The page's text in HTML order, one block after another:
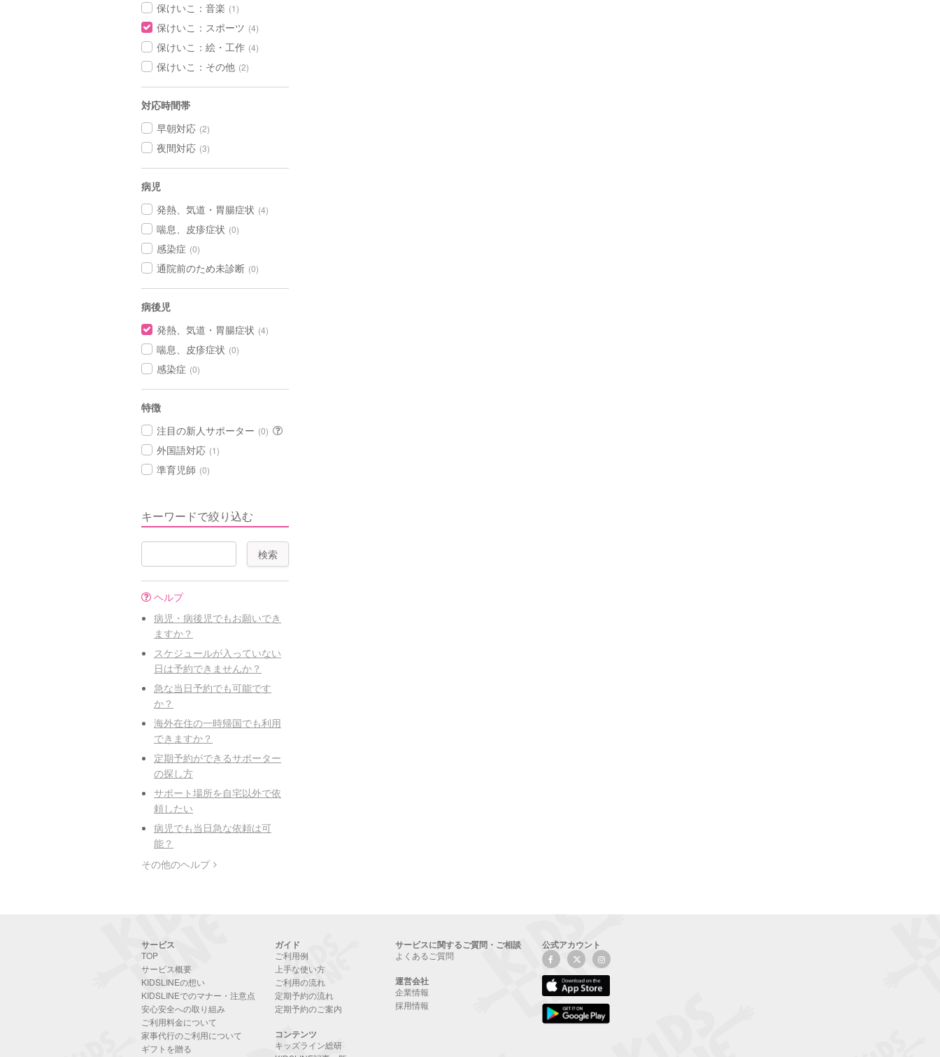
保けいこ：音楽 (1)
保けいこ：スポーツ (4)
保けいこ：絵・工作 (4)
保けいこ：その他 (2)
対応時間帯
早朝対応 (2)
夜間対応 (3)
病児
発熱、気道・胃腸症状 (4)
喘息、皮疹症状 (0)
感染症 (0)
通院前のため未診断 (0)
病後児
発熱、気道・胃腸症状 (4)
喘息、皮疹症状 (0)
感染症 (0)
特徴
注目の新人サポーター (0)
外国語対応 (1)
準育児師 (0)
キーワードで絞り込む
ヘルプ
病児・病後児でもお願いでき
ますか？
スケジュールが入っていない
日は予約できませんか？
急な当日予約でも可能です
か？
海外在住の一時帰国でも利用
できますか？
定期予約ができるサポーター
の探し方
サポート場所を自宅以外で依
頼したい
病児でも当日急な依頼は可
能？
その他のヘルプ
サービス
TOP
サービス概要
KIDSLINEの想い
KIDSLINEでのマナー・注意点
安心安全への取り組み
ご利用料金について
家事代行のご利用について
ギフトを贈る
ガイド
ご利用例
上手な使い方
ご利用の流れ
定期予約の流れ
定期予約のご案内
コンテンツ
キッズライン総研
サービスに関するご質問・ご相談
よくあるご質問
運営会社
企業情報
採用情報
公式アカウント